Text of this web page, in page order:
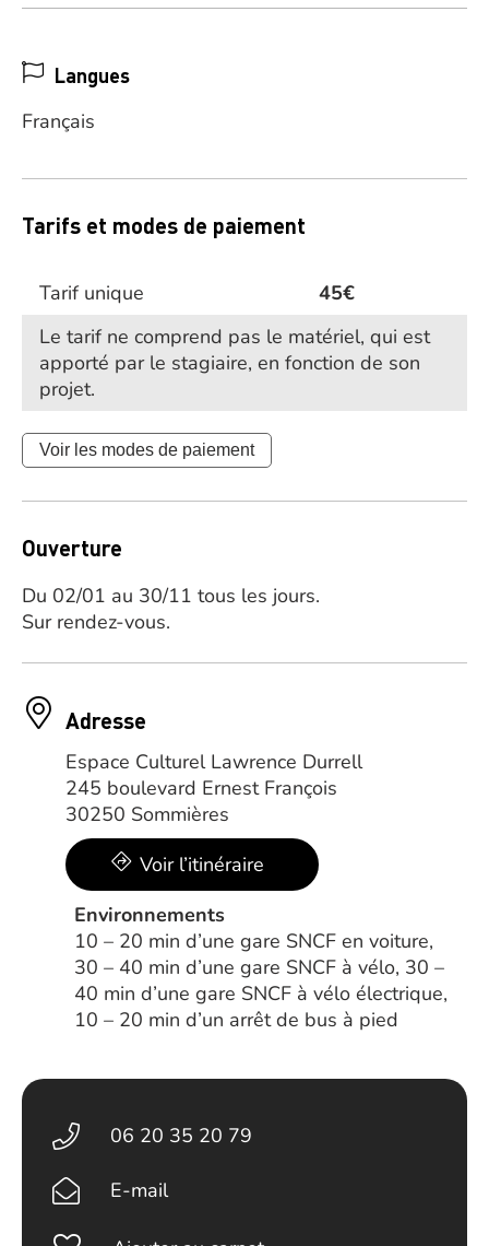
Langues
Français
Tarifs et modes de paiement
Tarif unique
45€
Le tarif ne comprend pas le matériel, qui est
apporté par le stagiaire, en fonction de son
projet.
Voir les modes de paiement
Ouverture
Du 02/01 au 30/11 tous les jours.
Sur rendez-vous.
Adresse
Espace Culturel Lawrence Durrell
245 boulevard Ernest François
30250 Sommières
Voir l’itinéraire
Environnements
10 – 20 min d’une gare SNCF en voiture,
30 – 40 min d’une gare SNCF à vélo, 30 –
40 min d’une gare SNCF à vélo électrique,
10 – 20 min d’un arrêt de bus à pied
06 20 35 20 79
E-mail